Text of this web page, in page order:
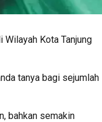
Kota Tanjung
tanya bagi sejumlah
bahkan semakin